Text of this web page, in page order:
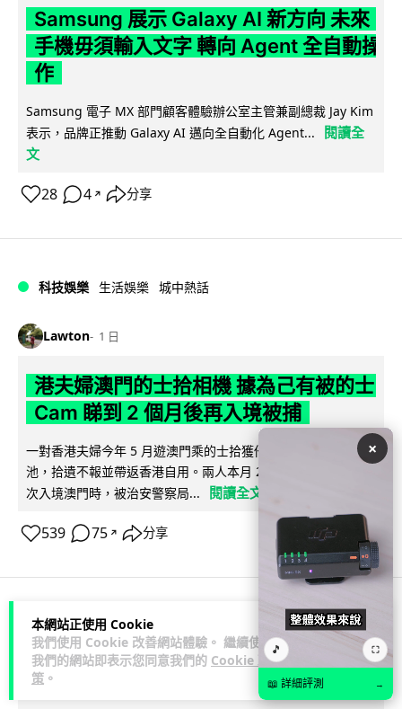
本網站正使用 Cookie
我們使用 Cookie 改善網站體驗。 繼續使用
我們的網站即表示您同意我們的 Cookie 政
策 。
Samsung 展示 Galaxy AI 新方向 未來
手機毋須輸入文字 轉向 Agent 全自動操
作
Samsung 電子 MX 部門顧客體驗辦公室主管兼副總裁 Jay Kim
表示，品牌正推動 Galaxy AI 邁向全自動化 Agent...
閱讀全
文
28 4 ↗ 分享
科技娛樂 生活娛樂 城中熱話
Lawton 1 日
港夫婦澳門的士拾相機 據為己有被的士
Cam 睇到 2 個月後再入境被捕
一對香港夫婦今年 5 月遊澳門乘的士拾獲他人遺留相機及電
池，拾遺不報並帶返香港自用。兩人本月 2 日經港珠澳大橋再
次入境澳門時，被治安警察局...
閱讀全文
539 75 ↗ 分享
3C科技 家居無線
Vin
×
🎵 ⛶
📖 詳細評測 →